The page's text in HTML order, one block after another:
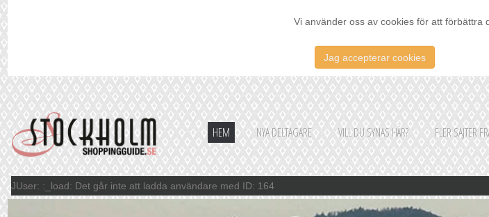
Vi använder oss av cookies för att förbättra
Jag accepterar cookies
HEM NYA DELTAGARE VILL DU SYNAS HÄR? FLER SAJTER
JUser: :_load: Det går inte att ladda användare med ID: 164